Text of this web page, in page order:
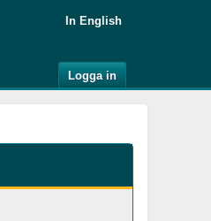
In English
Logga in